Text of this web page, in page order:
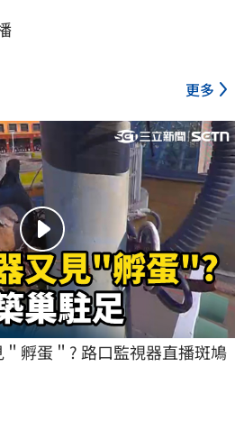
更多
＂孵蛋＂? 路口監視器直播斑鳩